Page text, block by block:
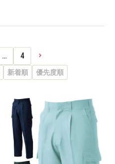
新着順 優先度順
… 4